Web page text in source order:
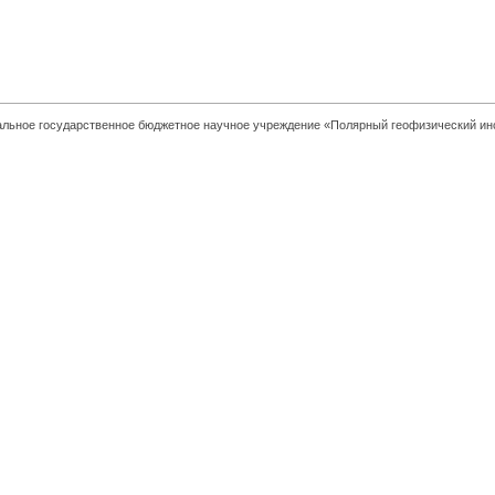
государственное бюджетное научное учреждение «Полярный геофизический